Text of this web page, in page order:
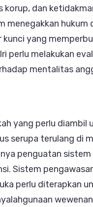
korup, dan
menegakkan hukum
yang
perlu melakukan
mentalitas
yang perlu diambil
serupa terulang di
penguatan
Sistem
perlu diterapkan